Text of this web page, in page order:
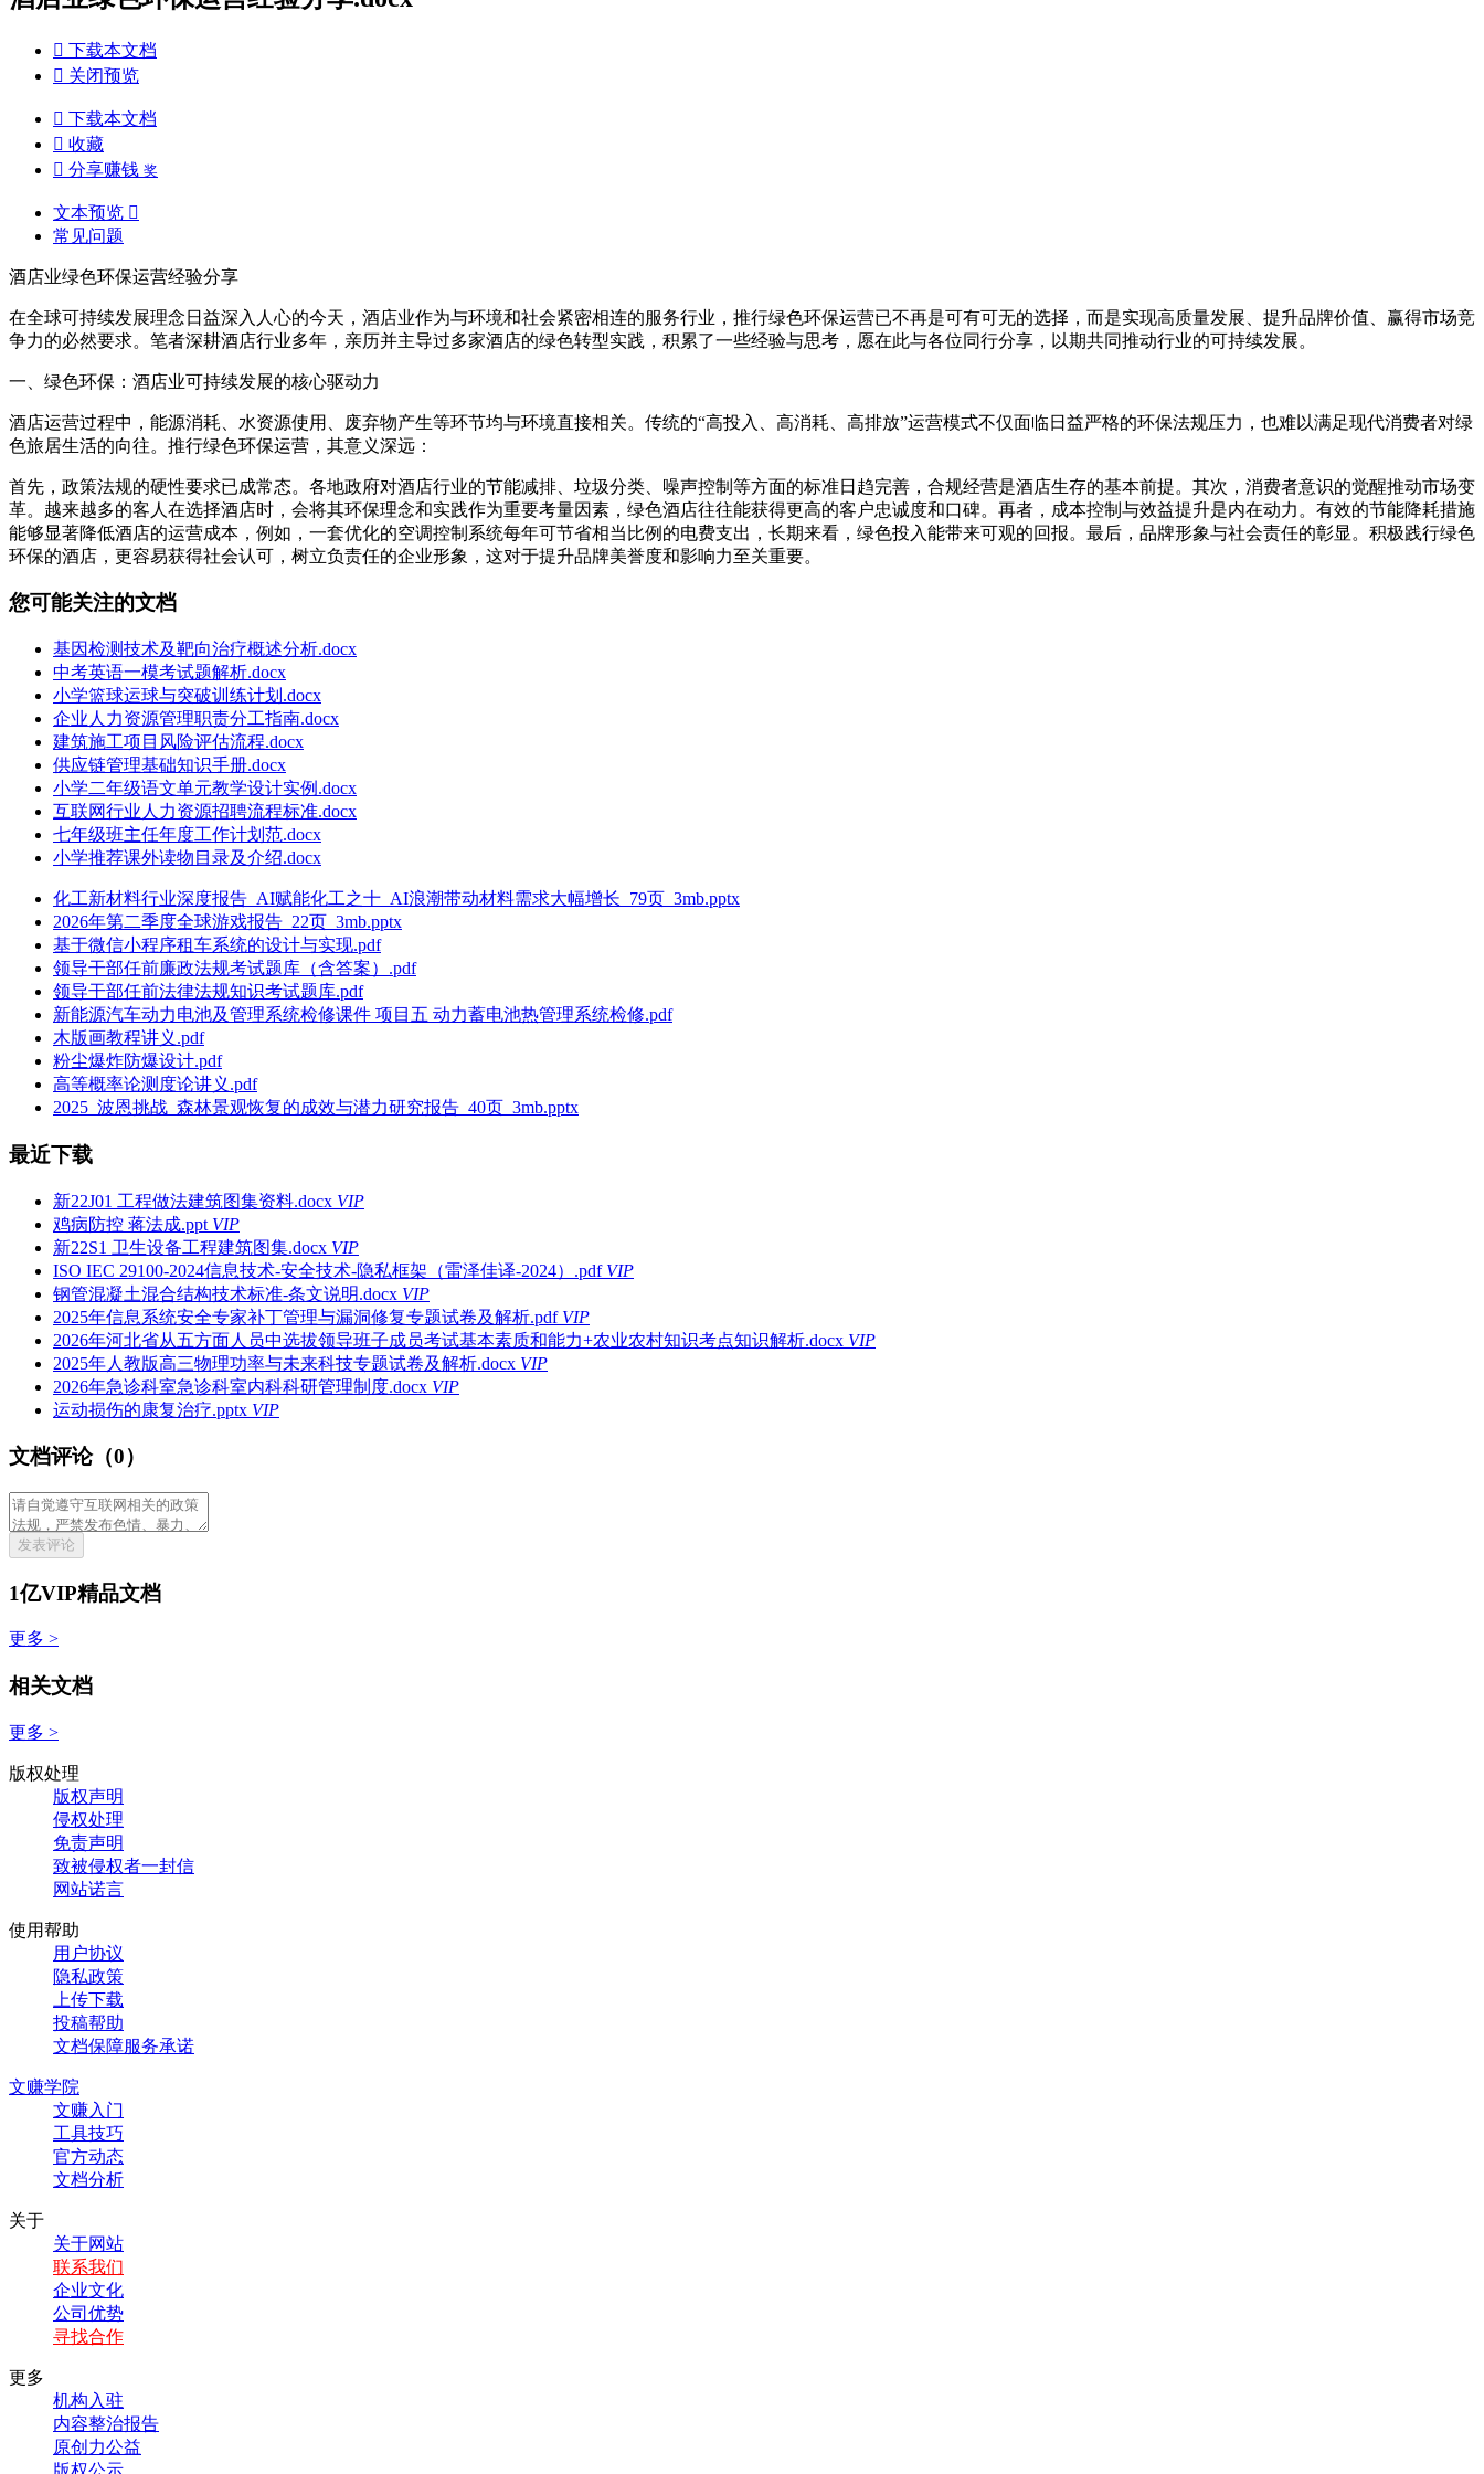
 下载本文档
 关闭预览
 下载本文档
 收藏
 分享赚钱 奖
文本预览 
常见问题
酒店业绿色环保运营经验分享
在全球可持续发展理念日益深入人心的今天，酒店业作为与环境和社会紧密相连的服务行业，推行绿色环保运营已不再是可有可无的选择，而是实现高质量发展、提升品牌价值、赢得市场竞
争力的必然要求。笔者深耕酒店行业多年，亲历并主导过多家酒店的绿色转型实践，积累了一些经验与思考，愿在此与各位同行分享，以期共同推动行业的可持续发展。
一、绿色环保：酒店业可持续发展的核心驱动力
酒店运营过程中，能源消耗、水资源使用、废弃物产生等环节均与环境直接相关。传统的“高投入、高消耗、高排放”运营模式不仅面临日益严格的环保法规压力，也难以满足现代消费者对绿
色旅居生活的向往。推行绿色环保运营，其意义深远：
首先，政策法规的硬性要求已成常态。各地政府对酒店行业的节能减排、垃圾分类、噪声控制等方面的标准日趋完善，合规经营是酒店生存的基本前提。其次，消费者意识的觉醒推动市场变
革。越来越多的客人在选择酒店时，会将其环保理念和实践作为重要考量因素，绿色酒店往往能获得更高的客户忠诚度和口碑。再者，成本控制与效益提升是内在动力。有效的节能降耗措施
能够显著降低酒店的运营成本，例如，一套优化的空调控制系统每年可节省相当比例的电费支出，长期来看，绿色投入能带来可观的回报。最后，品牌形象与社会责任的彰显。积极践行绿色
环保的酒店，更容易获得社会认可，树立负责任的企业形象，这对于提升品牌美誉度和影响力至关重要。
您可能关注的文档
基因检测技术及靶向治疗概述分析.docx
中考英语一模考试题解析.docx
小学篮球运球与突破训练计划.docx
企业人力资源管理职责分工指南.docx
建筑施工项目风险评估流程.docx
供应链管理基础知识手册.docx
小学二年级语文单元教学设计实例.docx
互联网行业人力资源招聘流程标准.docx
七年级班主任年度工作计划范.docx
小学推荐课外读物目录及介绍.docx
化工新材料行业深度报告_AI赋能化工之十_AI浪潮带动材料需求大幅增长_79页_3mb.pptx
2026年第二季度全球游戏报告_22页_3mb.pptx
基于微信小程序租车系统的设计与实现.pdf
领导干部任前廉政法规考试题库（含答案）.pdf
领导干部任前法律法规知识考试题库.pdf
新能源汽车动力电池及管理系统检修课件 项目五 动力蓄电池热管理系统检修.pdf
木版画教程讲义.pdf
粉尘爆炸防爆设计.pdf
高等概率论测度论讲义.pdf
2025_波恩挑战_森林景观恢复的成效与潜力研究报告_40页_3mb.pptx
最近下载
新22J01 工程做法建筑图集资料.docx VIP
鸡病防控 蒋法成.ppt VIP
新22S1 卫生设备工程建筑图集.docx VIP
ISO IEC 29100-2024信息技术-安全技术-隐私框架（雷泽佳译-2024）.pdf VIP
钢管混凝土混合结构技术标准-条文说明.docx VIP
2025年信息系统安全专家补丁管理与漏洞修复专题试卷及解析.pdf VIP
2026年河北省从五方面人员中选拔领导班子成员考试基本素质和能力+农业农村知识考点知识解析.docx VIP
2025年人教版高三物理功率与未来科技专题试卷及解析.docx VIP
2026年急诊科室急诊科室内科科研管理制度.docx VIP
运动损伤的康复治疗.pptx VIP
文档评论（0）
发表评论
1亿VIP精品文档
更多 >
相关文档
更多 >
版权处理
版权声明
侵权处理
免责声明
致被侵权者一封信
网站诺言
使用帮助
用户协议
隐私政策
上传下载
投稿帮助
文档保障服务承诺
文赚学院
文赚入门
工具技巧
官方动态
文档分析
关于
关于网站
联系我们
企业文化
公司优势
寻找合作
更多
机构入驻
内容整治报告
原创力公益
版权公示